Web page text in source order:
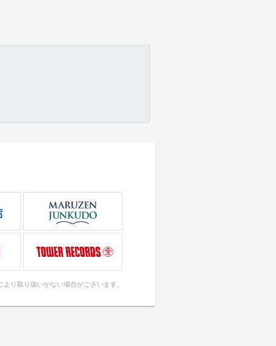
より取り扱いがない場合がございます。